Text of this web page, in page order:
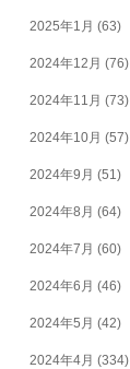
2025年1月 (63)
2024年12月 (76)
2024年11月 (73)
2024年10月 (57)
2024年9月 (51)
2024年8月 (64)
2024年7月 (60)
2024年6月 (46)
2024年5月 (42)
2024年4月 (334)